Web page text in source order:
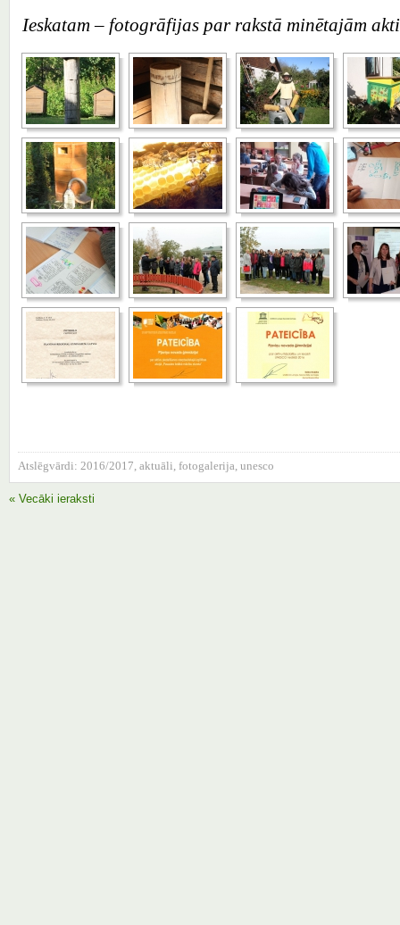
Ieskatam – fotogrāfijas par rakstā minētajām
Atslēgvārdi: 2016/2017 aktuāli fotogalerija unesco
« Vecāki ieraksti